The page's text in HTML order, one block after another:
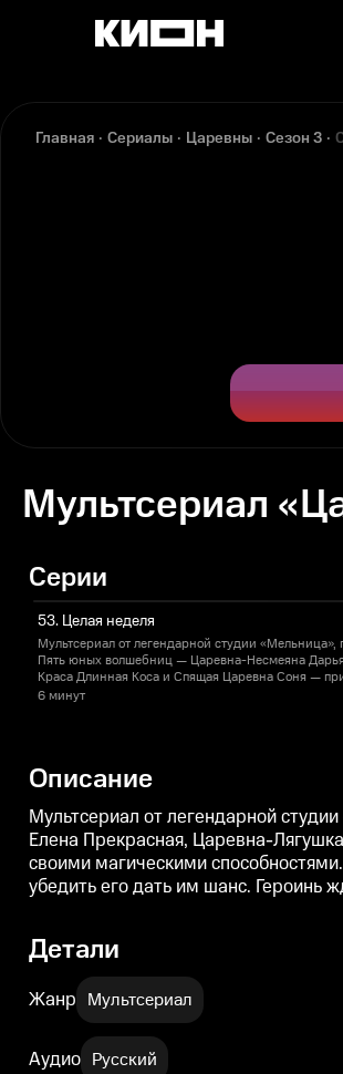
Главная Сериалы Царевны Сезон 3
Мультсериал
Серии
53. Целая неделя
Мультсериал от легендарной студии
Пять юных волшебниц — Царевна-Несмеяна
Краса Длинная Коса и Спящая Царевна Соня —
своими магическими способностями. Директор
6 минут
Описание
Мультсериал от легендарной
Елена Прекрасная, Царевна-
своими магическими
убедить его дать им шанс. Героинь
Детали
Жанр Мультсериал
Аудио Русский